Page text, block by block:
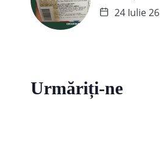
24 Iulie 26
Urmăriți-ne